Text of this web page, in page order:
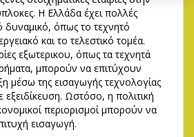
Η Ελλάδα έχει πολλές
δυναμικό, όπως το τεχνητό
και το τελεστικό τομέα.
εξωτερικου, όπως τα τεχνητά
μπορούν να επιτύχουν
μέσω της εισαγωγής τεχνολογίας
Ωστόσο, η πολιτική
περιορισμοί μπορούν να
εισαγωγή.